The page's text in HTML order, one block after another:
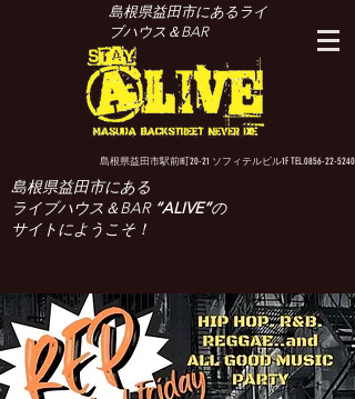
島根県益田市にあるライ
ブハウス＆BAR
島根県益田市駅前町20-21 ソフィテルビル1F TEL.0856-22-5240
島根県益田市にある
ライブハウス＆BAR “ALIVE”の
サイトにようこそ！